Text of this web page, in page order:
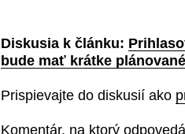
Diskusia k článku:
bude mať krátke
Prispievajte do diskusií ako
Komentár, na ktorý